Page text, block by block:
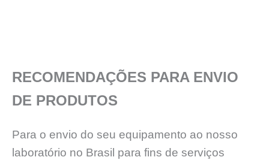
RECOMENDAÇÕES PARA ENVIO
DE PRODUTOS
Para o envio do seu equipamento ao nosso
laboratório no Brasil para fins de serviços